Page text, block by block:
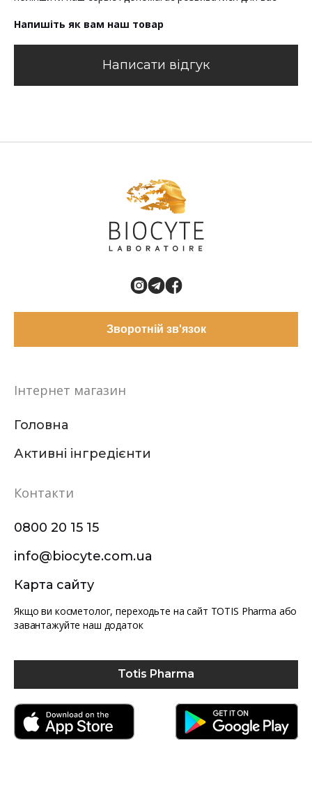
Напишіть як вам наш товар
Написати відгук
Зворотній зв'язок
Інтернет магазин
Головна
Активні інгредієнти
Контакти
0800 20 15 15
info@biocyte.com.ua
Карта сайту
Якщо ви косметолог, переходьте на сайт TOTIS Pharma або
завантажуйте наш додаток
Totis Pharma